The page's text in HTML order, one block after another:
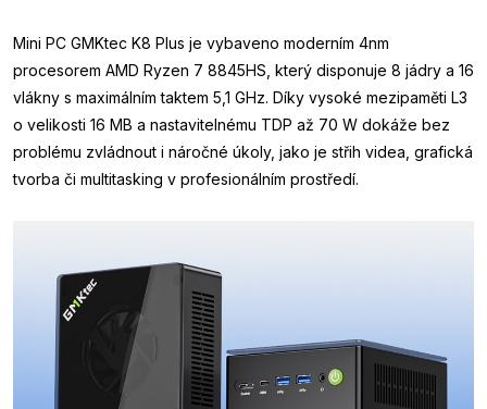
Mini PC GMKtec K8 Plus je vybaveno moderním 4nm
procesorem AMD Ryzen 7 8845HS, který disponuje 8 jádry a 16
vlákny s maximálním taktem 5,1 GHz. Díky vysoké mezipaměti L3
o velikosti 16 MB a nastavitelnému TDP až 70 W dokáže bez
problému zvládnout i náročné úkoly, jako je střih videa, grafická
tvorba či multitasking v profesionálním prostředí.